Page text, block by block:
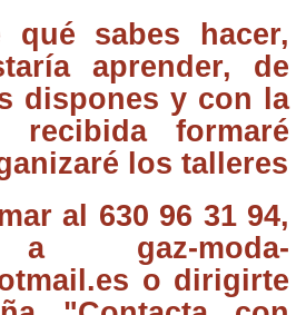
qué sabes hacer,
aprender, de
dispones y con la
recibida formaré
los talleres
al 630 96 31 94,
gaz-moda-
o dirigirte